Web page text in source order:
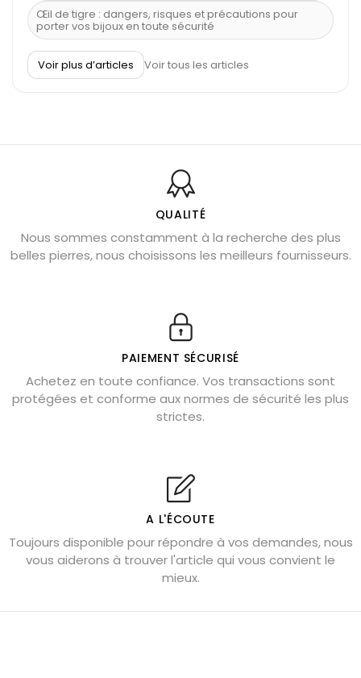
Œil de tigre : dangers, risques et précautions pour
porter vos bijoux en toute sécurité
À quel poignet porter un bracelet de pierre
Découvrez le scorpion et ses pierres
Bienfaits de la sélénite – pierre des anges
L’améthyste est-elle faite pour moi ?
Chrysocolle : pierre apaisante
Obsidienne dorée : vertus et signification
Véritable citrine naturelle non chauffée
Où placer la citrine dans la maison
Cornaline : propriétés magiques
Capricorne : quelles pierres choisir
Shungite : purification et protection
Bagues en labradorite argent 925
Lapis lazuli : propriétés et précautions
Citrine : propriétés magiques
Aigue-marine : propriétés et couleurs
Voir plus d’articles Voir tous les articles
QUALITÉ
Nous sommes constamment à la recherche des plus
belles pierres, nous choisissons les meilleurs fournisseurs.
PAIEMENT SÉCURISÉ
Achetez en toute confiance. Vos transactions sont
protégées et conforme aux normes de sécurité les plus
strictes.
A L'ÉCOUTE
Toujours disponible pour répondre à vos demandes, nous
vous aiderons à trouver l'article qui vous convient le
mieux.